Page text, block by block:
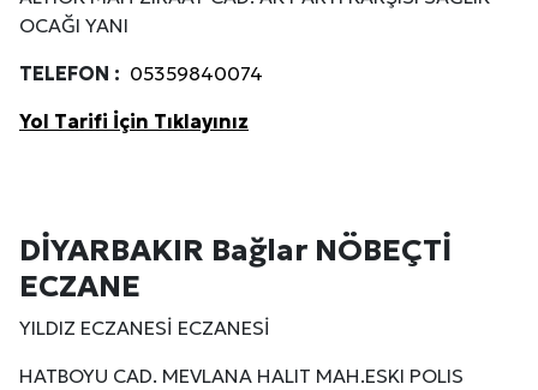
OCAĞI YANI
TELEFON : 05359840074
Yol Tarifi İçin Tıklayınız
DİYARBAKIR Bağlar NÖBEÇTİ
ECZANE
YILDIZ ECZANESİ ECZANESİ
HATBOYU CAD. MEVLANA HALIT MAH.ESKI POLIS